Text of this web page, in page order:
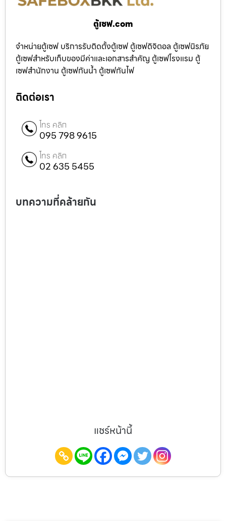
ตู้เซฟ.com
จำหน่ายตู้เซฟ บริการรับติดตั้งตู้เซฟ ตู้เซฟดิจิตอล ตู้เซฟนิรภัย
ตู้เซฟสำหรับเก็บของมีค่าและเอกสารสำคัญ ตู้เซฟโรงแรม ตู้
เซฟสำนักงาน ตู้เซฟกันน้ำ ตู้เซฟกันไฟ
ติดต่อเรา
โทร คลิก
095 798 9615
โทร คลิก
02 635 5455
บทความที่คล้ายกัน
แชร์หน้านี้